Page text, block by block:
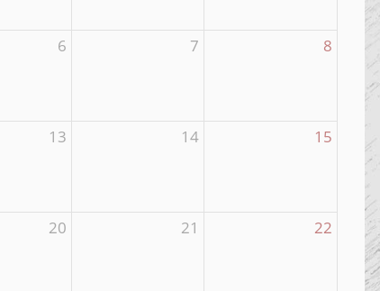
6 7 8
13 14 15
20 21 22